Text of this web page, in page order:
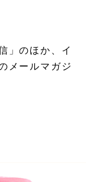
」のほか、イ
メールマガジ